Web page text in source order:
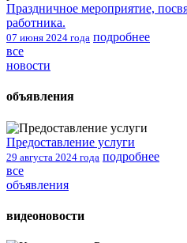
Праздничное мероприятие,
работника.
07 июня 2024 года подробнее
все
новости
объявления
Предоставление услуги
29 августа 2024 года подробнее
все
объявления
видеоновости